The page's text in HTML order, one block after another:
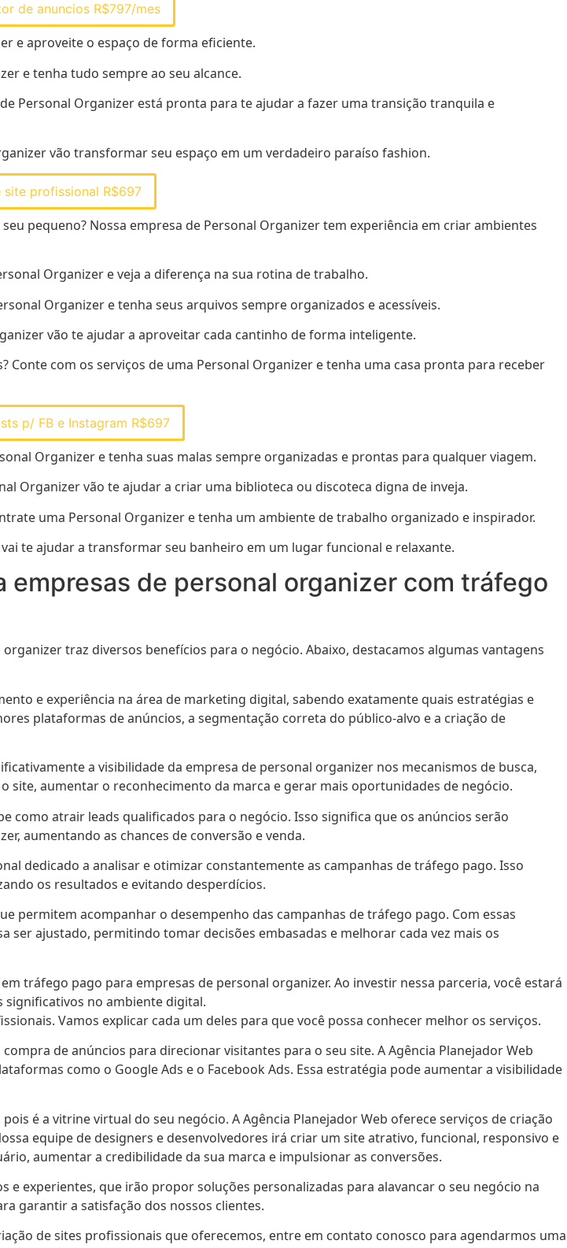
de anuncios R$797/mes
e aproveite o espaço de forma eficiente.
e tenha tudo sempre ao seu alcance.
Personal Organizer está pronta para te ajudar a fazer uma transição tranquila e
vão transformar seu espaço em um verdadeiro paraíso fashion.
site profissional R$697
pequeno? Nossa empresa de Personal Organizer tem experiência em criar ambientes
Organizer e veja a diferença na sua rotina de trabalho.
Organizer e tenha seus arquivos sempre organizados e acessíveis.
vão te ajudar a aproveitar cada cantinho de forma inteligente.
com os serviços de uma Personal Organizer e tenha uma casa pronta para receber
p/ FB e Instagram R$697
Organizer e tenha suas malas sempre organizadas e prontas para qualquer viagem.
Organizer vão te ajudar a criar uma biblioteca ou discoteca digna de inveja.
uma Personal Organizer e tenha um ambiente de trabalho organizado e inspirador.
te ajudar a transformar seu banheiro em um lugar funcional e relaxante.
de personal organizer com tráfego
traz diversos benefícios para o negócio. Abaixo, destacamos algumas vantagens
e experiência na área de marketing digital, sabendo exatamente quais estratégias e
plataformas de anúncios, a segmentação correta do público-alvo e a criação de
a visibilidade da empresa de personal organizer nos mecanismos de busca,
aumentar o reconhecimento da marca e gerar mais oportunidades de negócio.
como atrair leads qualificados para o negócio. Isso significa que os anúncios serão
aumentando as chances de conversão e venda.
dedicado a analisar e otimizar constantemente as campanhas de tráfego pago. Isso
os resultados e evitando desperdícios.
permitem acompanhar o desempenho das campanhas de tráfego pago. Com essas
ajustado, permitindo tomar decisões embasadas e melhorar cada vez mais os
tráfego pago para empresas de personal organizer. Ao investir nessa parceria, você estará
no ambiente digital.
Vamos explicar cada um deles para que você possa conhecer melhor os serviços.
de anúncios para direcionar visitantes para o seu site. A Agência Planejador Web
como o Google Ads e o Facebook Ads. Essa estratégia pode aumentar a visibilidade
é a vitrine virtual do seu negócio. A Agência Planejador Web oferece serviços de criação
equipe de designers e desenvolvedores irá criar um site atrativo, funcional, responsivo e
aumentar a credibilidade da sua marca e impulsionar as conversões.
e experientes, que irão propor soluções personalizadas para alavancar o seu negócio na
garantir a satisfação dos nossos clientes.
de sites profissionais que oferecemos, entre em contato conosco para agendarmos uma